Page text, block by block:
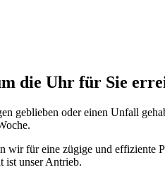
die Uhr für Sie
geblieben oder einen Unfall
wir für eine zügige und
ist unser Antrieb.